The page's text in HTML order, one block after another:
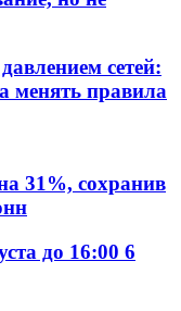
сетей:
менять правила
31%, сохранив
до 16:00 6